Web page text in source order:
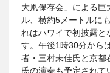
大凧保存会」による巨
ル、横約5メートルに
れはハワイで初披露と
す。午後1時30分から
者・三村未佳氏と京都
氏の演奏も予定されて